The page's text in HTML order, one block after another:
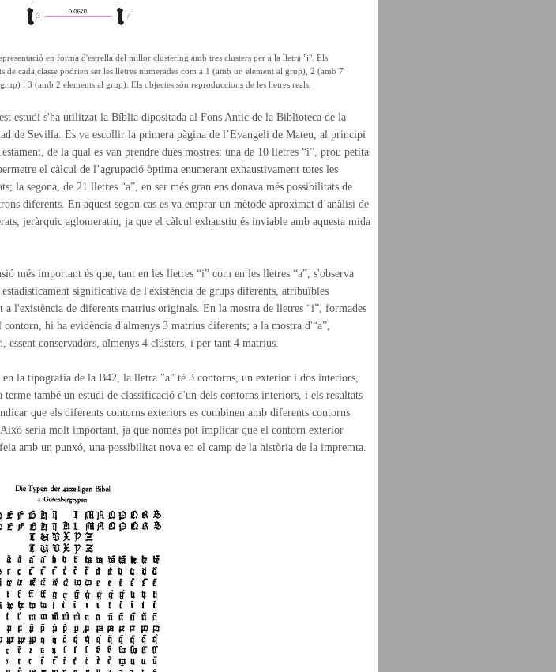
en forma d'estrella del millor clustering amb tres clusters per a la lletra "i". Els
de cada classe podrien ser les lletres numerades com a 1 (amb un element al grup), 2 (amb 7
i 3 (amb 2 elements al grup). Els objectes són reproduccions de les lletres reals.
estudi s'ha utilitzat la Bíblia dipositada al Fons Antic de la Biblioteca de la
de Sevilla. Es va escollir la primera pàgina de l’Evangeli de Mateu, al principi
de la qual es van prendre dues mostres: una de 10 lletres “i”, prou petita
el càlcul de l’agrupació òptima enumerant exhaustivament totes les
la segona, de 21 lletres “a”, en ser més gran ens donava més possibilitats de
diferents. En aquest segon cas es va emprar un mètode aproximat d’anàlisi de
jeràrquic aglomeratiu, ja que el càlcul exhaustiu és inviable amb aquesta mida
més important és que, tant en les lletres “i” com en les lletres “a”, s'observa
estadísticament significativa de l'existència de grups diferents, atribuïbles
a l'existència de diferents matrius originals. En la mostra de lletres “i”, formades
contorn, hi ha evidència d'almenys 3 matrius diferents; a la mostra d'“a”,
essent conservadors, almenys 4 clústers, i per tant 4 matrius.
en la tipografia de la B42, la lletra "a" té 3 contorns, un exterior i dos interiors,
terme també un estudi de classificació d'un dels contorns interiors, i els resultats
que els diferents contorns exteriors es combinen amb diferents contorns
seria molt important, ja que només pot implicar que el contorn exterior
amb un punxó, una possibilitat nova en el camp de la història de la impremta.